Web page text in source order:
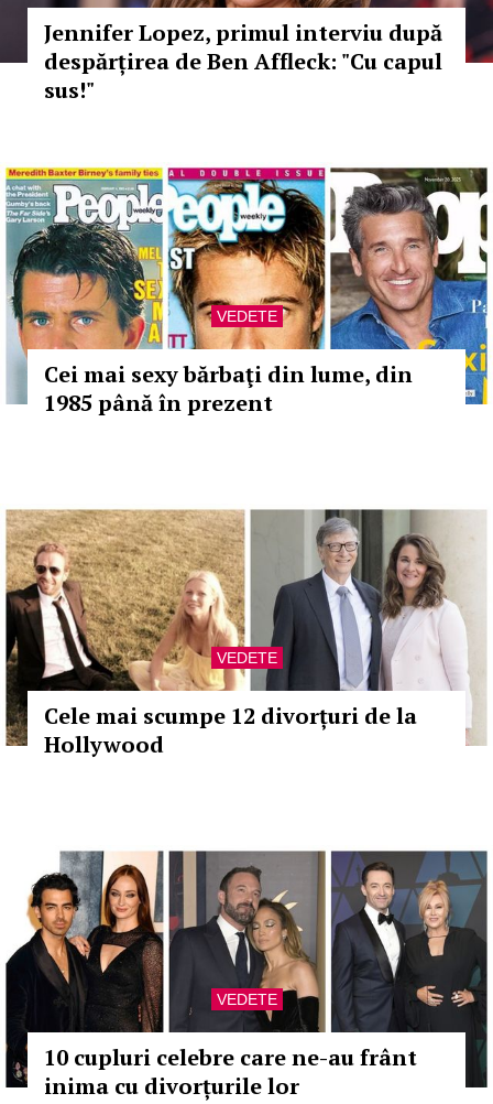
Jennifer Lopez, primul interviu după
despărțirea de Ben Affleck: "Cu capul
sus!"
VEDETE
Cei mai sexy bărbaţi din lume, din
1985 până în prezent
VEDETE
Cele mai scumpe 12 divorțuri de la
Hollywood
VEDETE
10 cupluri celebre care ne-au frânt
inima cu divorțurile lor